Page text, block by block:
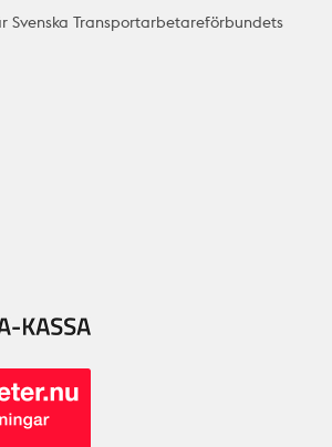
Svenska Transportarbetareförbundets